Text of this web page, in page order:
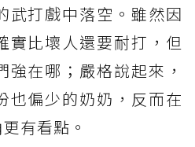
武打戲中落空。雖然因
實比壞人還要耐打，但
在哪；嚴格說起來，
也偏少的奶奶，反而在
有看點。